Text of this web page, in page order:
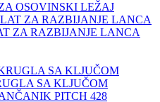
OSOVINSKI LEŽAJ
ZA RAZBIJANJE LANCA
SA KLJUČOM